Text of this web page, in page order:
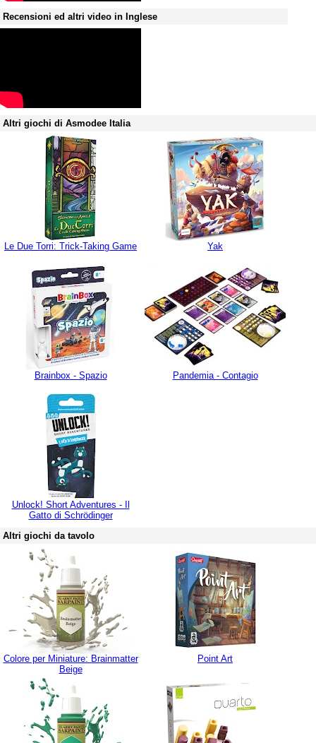
Recensioni ed altri video in Inglese
Altri giochi di Asmodee Italia
Le Due Torri: Trick-Taking Game Yak
Brainbox - Spazio Pandemia - Contagio
Unlock! Short Adventures - Il
Gatto di Schrödinger
Altri giochi da tavolo
Colore per Miniature: Brainmatter
Beige
Point Art